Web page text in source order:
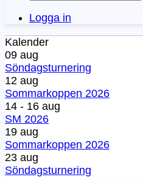
Logga in
Kalender
09 aug
Söndagsturnering
12 aug
Sommarkoppen 2026
14 - 16 aug
SM 2026
19 aug
Sommarkoppen 2026
23 aug
Söndagsturnering